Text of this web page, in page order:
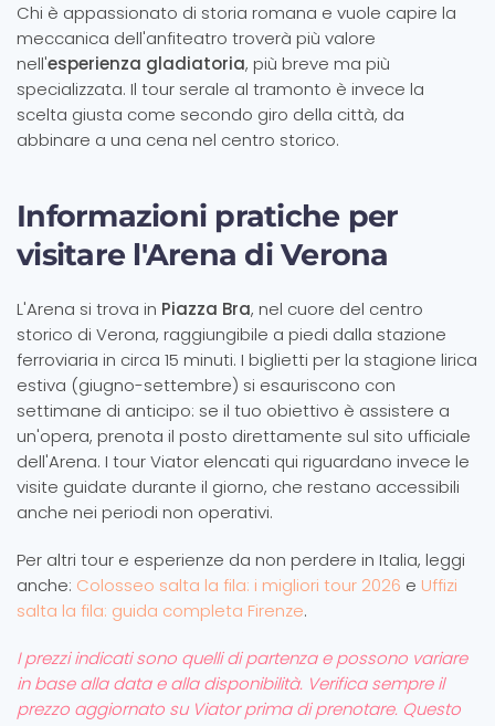
Chi è appassionato di storia romana e vuole capire la
meccanica dell'anfiteatro troverà più valore
nell'esperienza gladiatoria, più breve ma più
specializzata. Il tour serale al tramonto è invece la
scelta giusta come secondo giro della città, da
abbinare a una cena nel centro storico.
Informazioni pratiche per
visitare l'Arena di Verona
L'Arena si trova in Piazza Bra, nel cuore del centro
storico di Verona, raggiungibile a piedi dalla stazione
ferroviaria in circa 15 minuti. I biglietti per la stagione lirica
estiva (giugno-settembre) si esauriscono con
settimane di anticipo: se il tuo obiettivo è assistere a
un'opera, prenota il posto direttamente sul sito ufficiale
dell'Arena. I tour Viator elencati qui riguardano invece le
visite guidate durante il giorno, che restano accessibili
anche nei periodi non operativi.
Per altri tour e esperienze da non perdere in Italia, leggi
anche: Colosseo salta la fila: i migliori tour 2026 e Uffizi
salta la fila: guida completa Firenze.
I prezzi indicati sono quelli di partenza e possono variare
in base alla data e alla disponibilità. Verifica sempre il
prezzo aggiornato su Viator prima di prenotare. Questo